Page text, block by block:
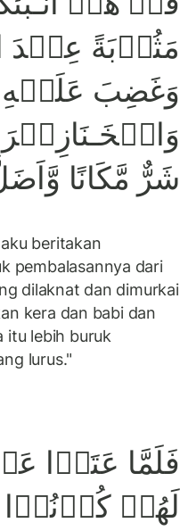
مَثُوۡبَةً عِنۡدَ
وَغَضِبَ عَلَيۡهِ
شَرٌّ مَّكَانًا
beritakan
pembalasannya dari
dilaknat dan dimurkai
kera dan babi dan
itu lebih buruk
lurus."
فَلَمَّا عَتَوۡا
لَهُمۡ كُوۡنُوۡا